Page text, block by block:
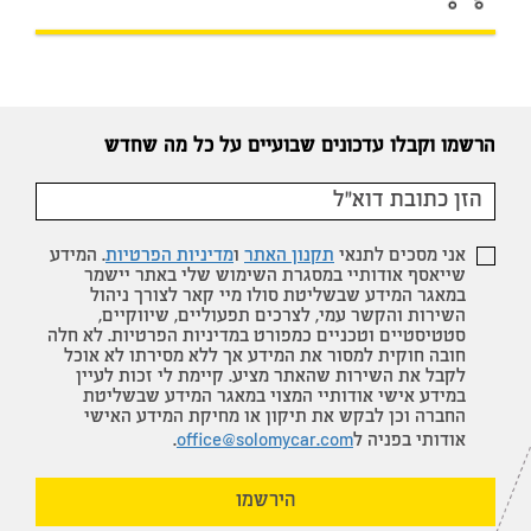
הרשמו וקבלו עדכונים שבועיים על כל מה שחדש
אני מסכים לתנאי תקנון האתר ומדיניות הפרטיות. המידע
שייאסף אודותיי במסגרת השימוש שלי באתר יישמר
במאגר המידע שבשליטת סולו מיי קאר לצורך ניהול
השירות והקשר עמי, לצרכים תפעוליים, שיווקיים,
סטטיסטיים וטכניים כמפורט במדיניות הפרטיות. לא חלה
חובה חוקית למסור את המידע אך ללא מסירתו לא אוכל
לקבל את השירות שהאתר מציע. קיימת לי זכות לעיין
במידע אישי אודותיי המצוי במאגר המידע שבשליטת
החברה וכן לבקש את תיקון או מחיקת המידע האישי
אודותי בפניה לoffice@solomycar.com
.
הירשמו